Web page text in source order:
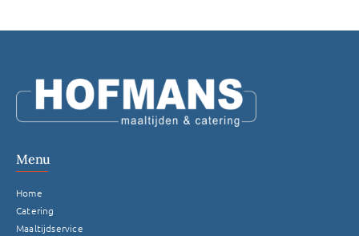
Gemeente Mook
Regio Sint Anthonis
Menu
Home
Catering
Maaltijdservice